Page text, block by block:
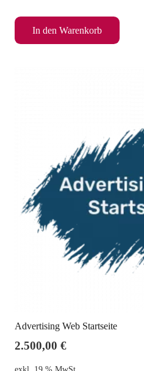
In den Warenkorb
Advertising Web Startseite
2.500,00 €